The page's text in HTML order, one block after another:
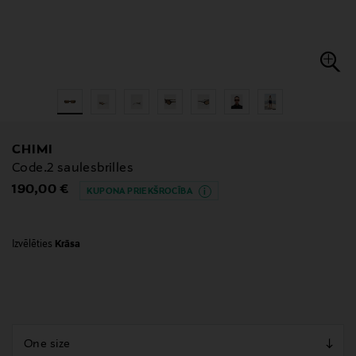
CHIMI
Code.2 saulesbrilles
Original Price
190,00 € KUPONA PRIEKŠROCĪBA
Izvēlēties Krāsa